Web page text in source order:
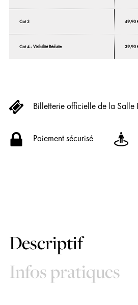
Cat 3 49,90
Cat 4 - Visibilité Réduite 39,90
Billetterie officielle de la Salle
Paiement sécurisé
Descriptif
Infos pratiques